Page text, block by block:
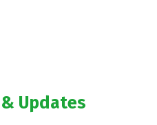
Updates